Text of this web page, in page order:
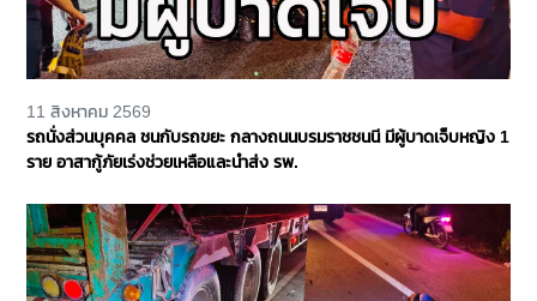
11 สิงหาคม 2569
รถนั่งส่วนบุคคล ชนกับรถขยะ กลางถนนบรมราชชนนี มีผู้บาดเจ็บหญิง 1
ราย อาสากู้ภัยเร่งช่วยเหลือและนำส่ง รพ.